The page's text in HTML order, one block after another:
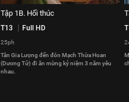
Tập 1B. Hối thúc
T13 Full HD
25ph
Tân Gia Lượng đến đón Mạch Thừa Hoan
(Dương Tử) đi ăn mừng kỷ niệm 3 năm yêu
nhau.